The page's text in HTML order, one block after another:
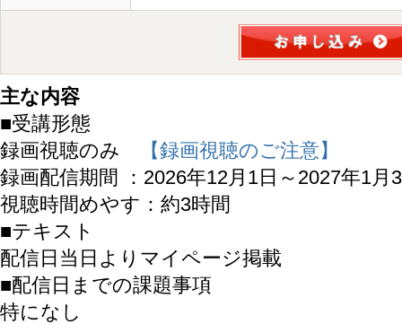
主な内容
■受講形態
録画視聴のみ
【録画視聴のご注意】
録画配信期間 ：2026年12月1日～2027年1月
視聴時間めやす：約3時間
■テキスト
配信日当日よりマイページ掲載
■配信日までの課題事項
特になし